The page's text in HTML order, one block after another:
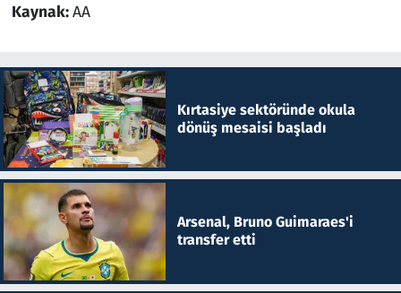
Kaynak:AA
Kırtasiye sektöründe okula
dönüş mesaisi başladı
Arsenal, Bruno Guimaraes'i
transfer etti